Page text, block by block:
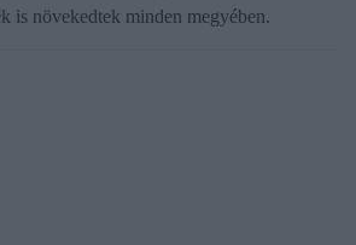
is növekedtek minden megyében.